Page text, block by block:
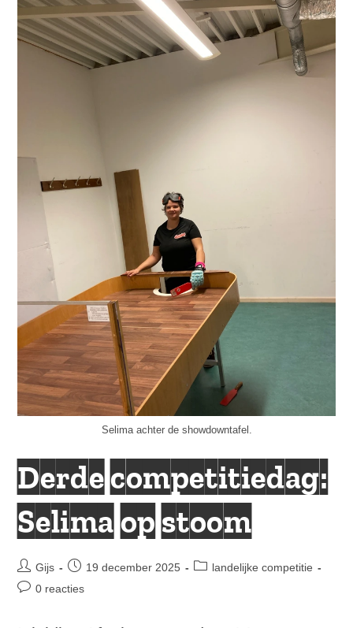
Selima achter de showdowntafel.
Derde competitiedag:
Selima op stoom
Bericht
auteur:
Gijs
Bericht
gepubliceerd
19 december 2025 Berichtcategorie:
landelijke competitie
Bericht0 reacties